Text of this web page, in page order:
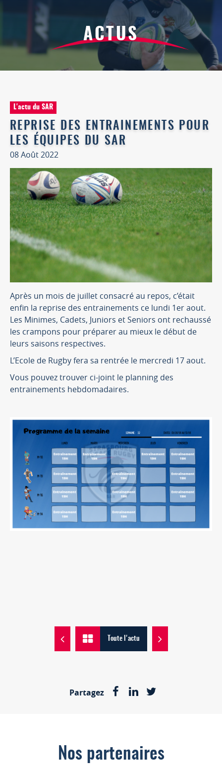
ACTUS
L'actu du SAR
REPRISE DES ENTRAINEMENTS POUR
LES ÉQUIPES DU SAR
08 Août 2022
Après un mois de juillet consacré au repos, c’était
enfin la reprise des entrainements ce lundi 1er aout.
Les Minimes, Cadets, Juniors et Seniors ont rechaussé
les crampons pour préparer au mieux le début de
leurs saisons respectives.
L’Ecole de Rugby fera sa rentrée le mercredi 17 aout.
Vous pouvez trouver ci-joint le planning des
entrainements hebdomadaires.
Toute l'actu
Partagez
Nos partenaires